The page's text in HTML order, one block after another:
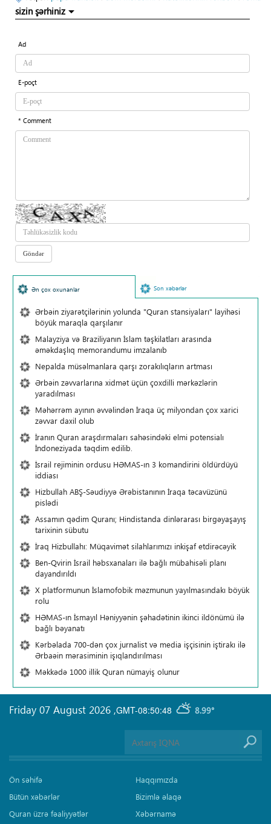
sizin şərhiniz
Ad
E-poçt
* Comment
Ən çox oxunanlar Son xəbərlər
Ərbəin ziyarətçilərinin yolunda "Quran stansiyaları" layihəsi
böyük maraqla qarşılanır
Malayziya və Braziliyanın İslam təşkilatları arasında
əməkdaşlıq memorandumu imzalanıb
Nepalda müsəlmanlara qarşı zorakılıqların artması
Ərbəin zəvvarlarına xidmət üçün çoxdilli mərkəzlərin
yaradılması
Məhərrəm ayının əvvəlindən İraqa üç milyondan çox xarici
zəvvar daxil olub
İranın Quran araşdırmaları sahəsindəki elmi potensialı
İndoneziyada təqdim edilib.
İsrail rejiminin ordusu HƏMAS-ın 3 komandirini öldürdüyü
iddiası
Hizbullah ABŞ-Səudiyyə Ərəbistanının İraqa təcavüzünü
pislədi
Assamın qədim Quranı; Hindistanda dinlərarası birgəyaşayış
tarixinin sübutu
İraq Hizbullahı: Müqavimət silahlarımızı inkişaf etdirəcəyik
Ben-Qvirin İsrail həbsxanaları ilə bağlı mübahisəli planı
dayandırıldı
X platformunun İslamofobik məzmunun yayılmasındakı böyük
rolu
HƏMAS-ın İsmayıl Həniyyənin şəhadətinin ikinci ildönümü ilə
bağlı bəyanatı
Kərbəlada 700-dən çox jurnalist və media işçisinin iştirakı ilə
Ərbaəin mərasiminin işıqlandırılması
Məkkədə 1000 illik Quran nümayiş olunur
GMT-08:50:48 8.99°
Friday 07 August 2026 ,
Ön səhifə
Bütün xəbərlər
Quran üzrə fəaliyyətlər
Haqqımızda
Bizimlə əlaqə
Xəbərnamə